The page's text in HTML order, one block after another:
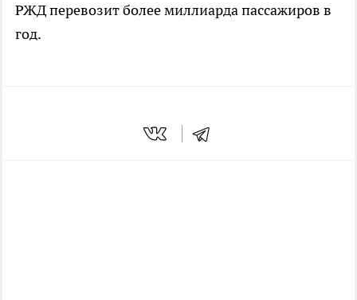
РЖД перевозит более миллиарда пассажиров в
год.